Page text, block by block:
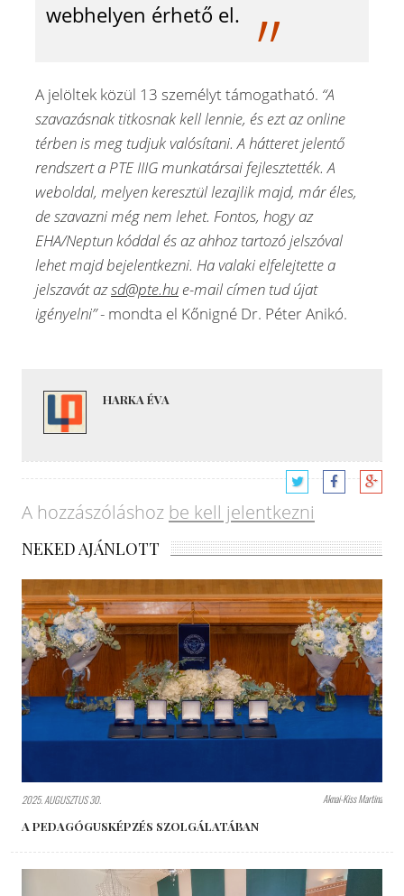
webhelyen érhető el.
A jelöltek közül 13 személyt támogatható. “A
szavazásnak titkosnak kell lennie, és ezt az online
térben is meg tudjuk valósítani. A hátteret jelentő
rendszert a PTE IIIG munkatársai fejlesztették. A
weboldal, melyen keresztül lezajlik majd, már éles,
de szavazni még nem lehet. Fontos, hogy az
EHA/Neptun kóddal és az ahhoz tartozó jelszóval
lehet majd bejelentkezni. Ha valaki elfelejtette a
jelszavát azsd@pte.hue-mail címen tud újat
igényelni”- mondta el Kőnigné Dr. Péter Anikó.
HARKA ÉVA
A hozzászóláshoz be kell jelentkezni
NEKED AJÁNLOTT
2025. AUGUSZTUS 30. Aknai-Kiss Martina
A PEDAGÓGUSKÉPZÉS SZOLGÁLATÁBAN